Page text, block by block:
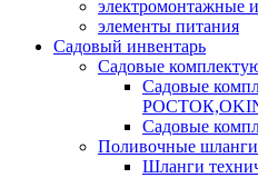
электромонтажные
элементы питания
Садовый инвентарь
Садовые
Садовые
Садовые
Поливочные шланги
Шланги